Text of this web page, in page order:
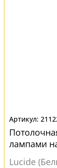
лампами
Lucide